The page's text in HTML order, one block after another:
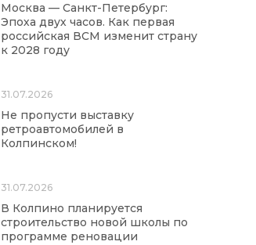
Москва — Санкт-Петербург:
Эпоха двух часов. Как первая
российская ВСМ изменит страну
к 2028 году
31.07.2026
Не пропусти выставку
ретроавтомобилей в
Колпинском!
31.07.2026
В Колпино планируется
строительство новой школы по
программе реновации